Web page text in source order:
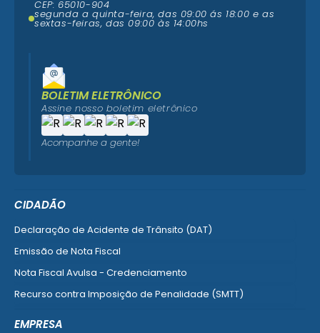
CIDADÃO
Declaração de Acidente de Trânsito (DAT)
Emissão de Nota Fiscal
Nota Fiscal Avulsa - Credenciamento
Recurso contra Imposição de Penalidade (SMTT)
EMPRESA
CEP: 65010-904
segunda a quinta-feira, das 09:00 ás 18:00 e as
sextas-feiras, das 09:00 às 14:00hs
BOLETIM ELETRÔNICO
Assine nosso boletim eletrônico
Acompanhe a gente!